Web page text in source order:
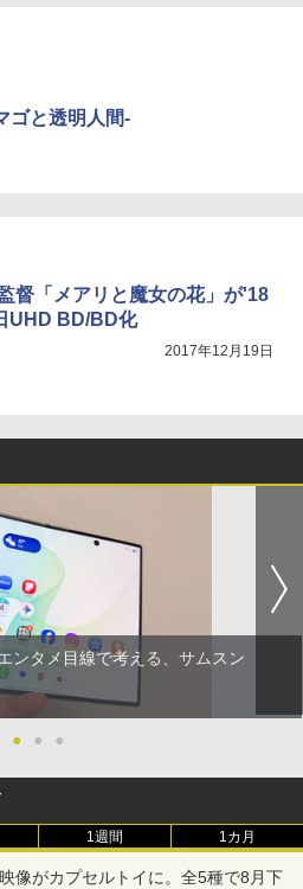
ゴと透明人間-
督「メアリと魔女の花」が'18
UHD BD/BD化
2017年12月19日
ンタメ目線で考える、サムスン
● ● ●
1週間 1カ月
像がカプセルトイに。全5種で8月下